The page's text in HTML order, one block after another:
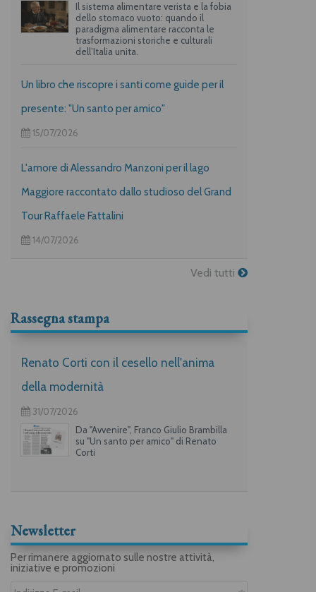
Il sistema alimentare verista e la fobia
dello stomaco vuoto: quando il
paradigma alimentare racconta le
trasformazioni storiche e culturali
dell’Italia unita.
Un libro che riscopre i santi come guide per il
presente: "Un santo per amico"
15/07/2026
L'amore di Alessandro Manzoni per il lago
Maggiore raccontato dallo studioso del Grand
Tour Raffaele Fattalini
14/07/2026
Vedi tutti
Rassegna stampa
Renato Corti con il cesello nell'anima
della modernità
31/07/2026
Da "Avvenire", Franco Giulio Brambilla
su "Un santo per amico" di Renato
Corti
Newsletter
Per rimanere aggiornato sulle nostre attività,
iniziative e promozioni